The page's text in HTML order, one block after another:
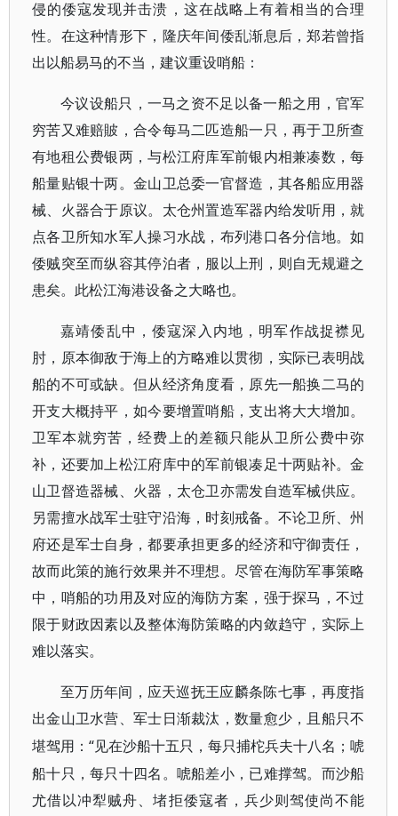
侵的倭寇发现并击溃，这在战略上有着相当的合理
性。在这种情形下，隆庆年间倭乱渐息后，郑若曾指
出以船易马的不当，建议重设哨船：
今议设船只，一马之资不足以备一船之用，官军
穷苦又难赔貱，合令每马二匹造船一只，再于卫所查
有地租公费银两，与松江府库军前银内相兼凑数，每
船量贴银十两。金山卫总委一官督造，其各船应用器
械、火器合于原议。太仓州置造军器内给发听用，就
点各卫所知水军人操习水战，布列港口各分信地。如
倭贼突至而纵容其停泊者，服以上刑，则自无规避之
患矣。此松江海港设备之大略也。
嘉靖倭乱中，倭寇深入内地，明军作战捉襟见
肘，原本御敌于海上的方略难以贯彻，实际已表明战
船的不可或缺。但从经济角度看，原先一船换二马的
开支大概持平，如今要增置哨船，支出将大大增加。
卫军本就穷苦，经费上的差额只能从卫所公费中弥
补，还要加上松江府库中的军前银凑足十两贴补。金
山卫督造器械、火器，太仓卫亦需发自造军械供应。
另需擅水战军士驻守沿海，时刻戒备。不论卫所、州
府还是军士自身，都要承担更多的经济和守御责任，
故而此策的施行效果并不理想。尽管在海防军事策略
中，哨船的功用及对应的海防方案，强于探马，不过
限于财政因素以及整体海防策略的内敛趋守，实际上
难以落实。
至万历年间，应天巡抚王应麟条陈七事，再度指
出金山卫水营、军士日渐裁汰，数量愈少，且船只不
堪驾用：“见在沙船十五只，每只捕柁兵夫十八名；唬
船十只，每只十四名。唬船差小，已难撑驾。而沙船
尤借以冲犁贼舟、堵拒倭寇者，兵少则驾使尚不能